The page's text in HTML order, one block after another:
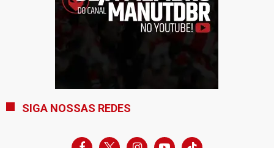
SIGA NOSSAS REDES
facebook
x instagramyoutube-tiktok